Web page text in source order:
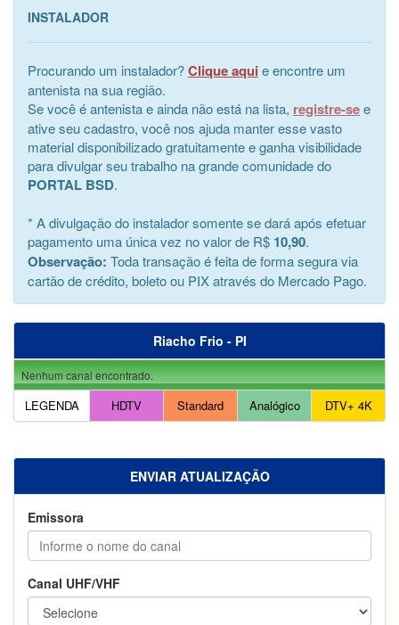
INSTALADOR
Procurando um instalador?Clique aqui e encontre um
antenista na sua região.
Se você é antenista e ainda não está na lista, registre-see
ative seu cadastro, você nos ajuda manter esse vasto
material disponibilizado gratuitamente e ganha visibilidade
para divulgar seu trabalho na grande comunidade do
PORTAL BSD.
* A divulgação do instalador somente se dará após efetuar
pagamento uma única vez no valor de R$ 10,90.
Observação: Toda transação é feita de forma segura via
cartão de crédito, boleto ou PIX através do Mercado Pago.
Riacho Frio - PI
Nenhum canal encontrado.
LEGENDA HDTV Standard Analógico DTV+ 4K
ENVIAR ATUALIZAÇÃO
Emissora
Canal UHF/VHF